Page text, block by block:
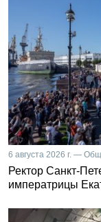
6 августа 2026 г. —
Ректор Санкт-
императрицы